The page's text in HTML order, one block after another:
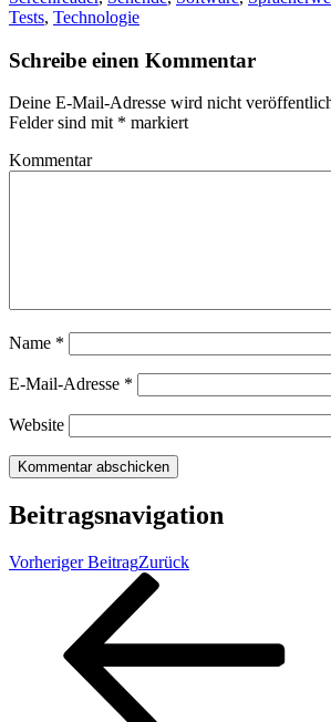
Tests, Technologie
Schreibe einen Kommentar
Deine E-Mail-Adresse wird nicht
Felder sind mit * markiert
Kommentar
Name *
E-Mail-Adresse *
Website
Beitragsnavigation
Vorheriger BeitragZurück